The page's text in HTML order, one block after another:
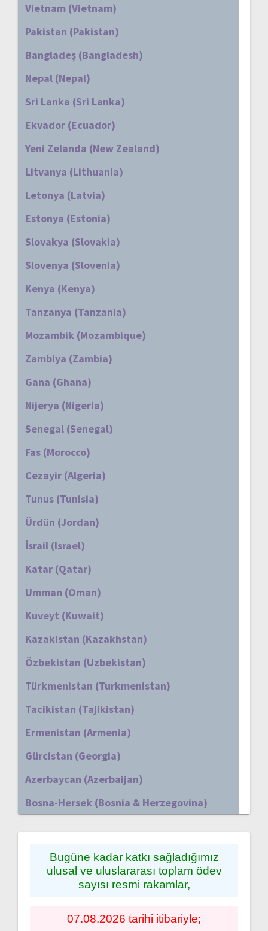
Vietnam (Vietnam)
Pakistan (Pakistan)
Bangladeş (Bangladesh)
Nepal (Nepal)
Sri Lanka (Sri Lanka)
Ekvador (Ecuador)
Yeni Zelanda (New Zealand)
Litvanya (Lithuania)
Letonya (Latvia)
Estonya (Estonia)
Slovakya (Slovakia)
Slovenya (Slovenia)
Kenya (Kenya)
Tanzanya (Tanzania)
Mozambik (Mozambique)
Zambiya (Zambia)
Gana (Ghana)
Nijerya (Nigeria)
Senegal (Senegal)
Fas (Morocco)
Cezayir (Algeria)
Tunus (Tunisia)
Ürdün (Jordan)
İsrail (Israel)
Katar (Qatar)
Umman (Oman)
Kuveyt (Kuwait)
Kazakistan (Kazakhstan)
Özbekistan (Uzbekistan)
Türkmenistan (Turkmenistan)
Tacikistan (Tajikistan)
Ermenistan (Armenia)
Gürcistan (Georgia)
Azerbaycan (Azerbaijan)
Bosna-Hersek (Bosnia & Herzegovina)
Bugüne kadar katkı sağladığımız
ulusal ve uluslararası toplam ödev
sayısı resmi rakamlar,
07.08.2026 tarihi itibariyle;